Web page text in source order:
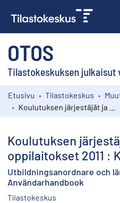
OTOS
Tilastokeskuksen julkaisut
Kokoelmat
Etusivu Tilastokeskus
Koulutuksen
oppilaitokset 2011 :
Utbildningsanordnare och
Användarhandbook
Tilastokeskus